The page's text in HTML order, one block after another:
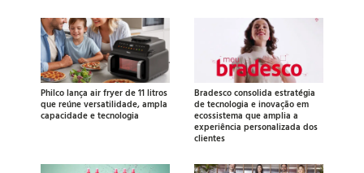
Philco lança air fryer de 11 litros
que reúne versatilidade, ampla
capacidade e tecnologia
Bradesco consolida estratégia
de tecnologia e inovação em
ecossistema que amplia a
experiência personalizada dos
clientes